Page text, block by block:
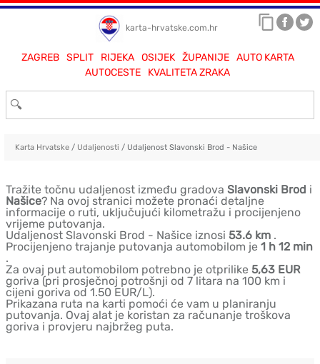
karta-hrvatske.com.hr
ZAGREB SPLIT RIJEKA OSIJEK ŽUPANIJE
AUTO KARTA
AUTOCESTE
KVALITETA ZRAKA
Karta Hrvatske/ Udaljenosti / Udaljenost Slavonski Brod - Našice
Tražite točnu udaljenost između gradova Slavonski Brod i
Našice? Na ovoj stranici možete pronaći detaljne
informacije o ruti, uključujući kilometražu i procijenjeno
vrijeme putovanja.
Udaljenost Slavonski Brod - Našice iznosi 53.6 km .
Procijenjeno trajanje putovanja automobilom je 1 h 12 min
.
Za ovaj put automobilom potrebno je otprilike 5,63 EUR
goriva (pri prosječnoj potrošnji od 7 litara na 100 km i
cijeni goriva od 1.50 EUR/L).
Prikazana ruta na karti pomoći će vam u planiranju
putovanja. Ovaj alat je koristan za računanje troškova
goriva i provjeru najbržeg puta.